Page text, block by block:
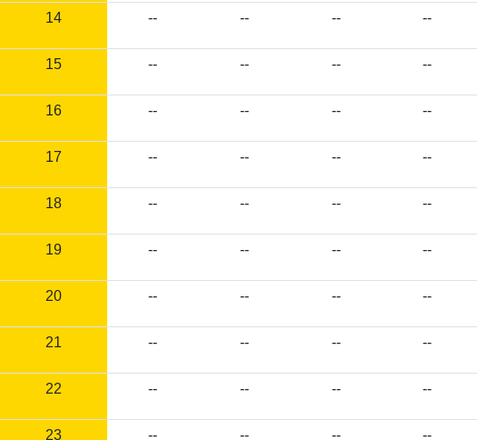
14 -- -- -- --
15 -- -- -- --
16 -- -- -- --
17 -- -- -- --
18 -- -- -- --
19 -- -- -- --
20 -- -- -- --
21 -- -- -- --
22 -- -- -- --
23 -- -- -- --